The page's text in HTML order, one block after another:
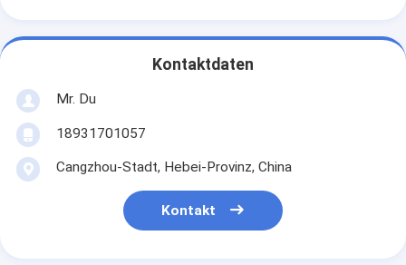
Kontaktdaten
Mr. Du
18931701057
Cangzhou-Stadt, Hebei-Provinz, China
Kontakt